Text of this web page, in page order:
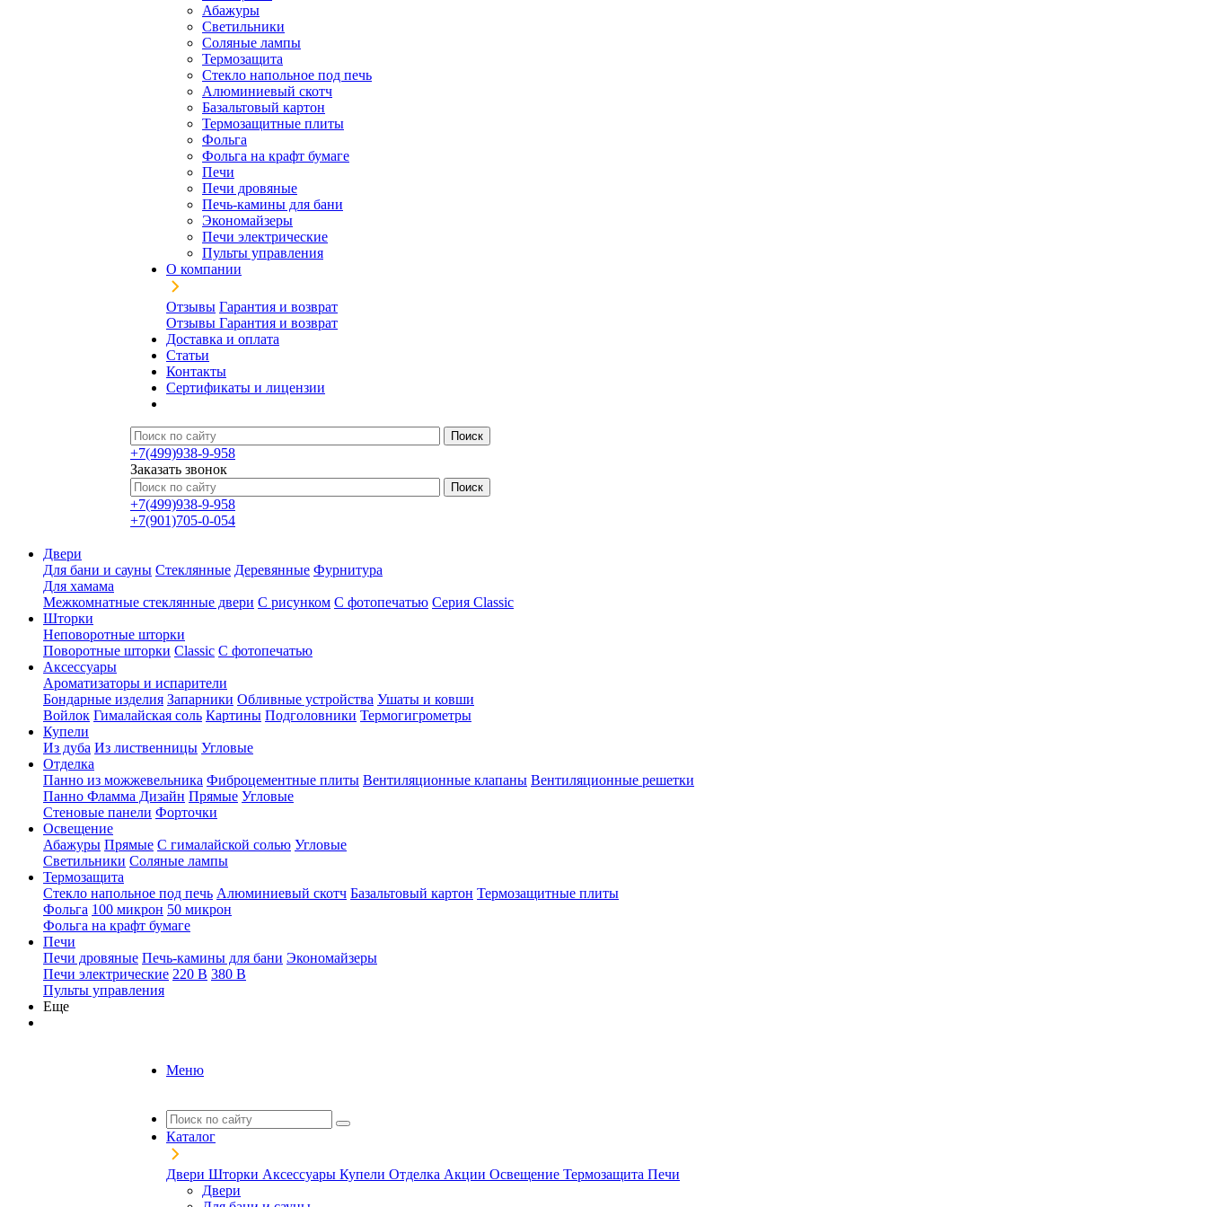
Абажуры
Светильники
Соляные лампы
Термозащита
Стекло напольное под печь
Алюминиевый скотч
Базальтовый картон
Термозащитные плиты
Фольга
Фольга на крафт бумаге
Печи
Печи дровяные
Печь-камины для бани
Экономайзеры
Печи электрические
Пульты управления
О компании
Отзывы Гарантия и возврат
Отзывы Гарантия и возврат
Доставка и оплата
Статьи
Контакты
Сертификаты и лицензии
+7(499)938-9-958
Заказать звонок
+7(499)938-9-958
+7(901)705-0-054
Двери
Для бани и сауны Стеклянные Деревянные Фурнитура
Для хамама
Межкомнатные стеклянные двери С рисунком С фотопечатью Серия Classic
Шторки
Неповоротные шторки
Поворотные шторки Classic С фотопечатью
Аксессуары
Ароматизаторы и испарители
Бондарные изделия Запарники Обливные устройства Ушаты и ковши
Войлок Гималайская соль Картины Подголовники Термогигрометры
Купели
Из дуба Из лиственницы Угловые
Отделка
Панно из можжевельника Фиброцементные плиты Вентиляционные клапаны Вентиляционные решетки
Панно Фламма Дизайн Прямые Угловые
Стеновые панели Форточки
Освещение
Абажуры Прямые С гималайской солью Угловые
Светильники Соляные лампы
Термозащита
Стекло напольное под печь Алюминиевый скотч Базальтовый картон Термозащитные плиты
Фольга 100 микрон 50 микрон
Фольга на крафт бумаге
Печи
Печи дровяные Печь-камины для бани Экономайзеры
Печи электрические 220 В 380 В
Пульты управления
Еще
Меню
Каталог
Двери Шторки Аксессуары Купели Отделка Акции Освещение Термозащита Печи
Двери